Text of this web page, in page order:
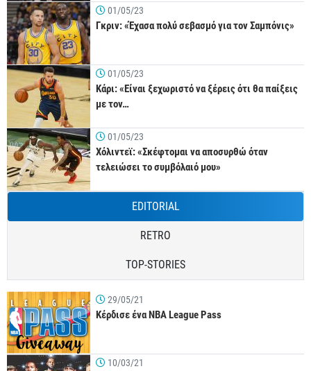
01/05/23
Γκριν: «Έχασα πολύ σεβασμό για τον Σαμπόνις»
01/05/23
Κάρι: «Είναι ξεχωριστό να ξέρεις ότι θα παίξεις
με τον…
01/05/23
Χόλιντεϊ: «Σκέφτομαι να αποσυρθώ όταν
τελειώσει το συμβόλαιό μου»
EDITORIAL
RETRO
TOP-STORIES
29/05/21
Κέρδισε ένα NBA League Pass
10/03/21